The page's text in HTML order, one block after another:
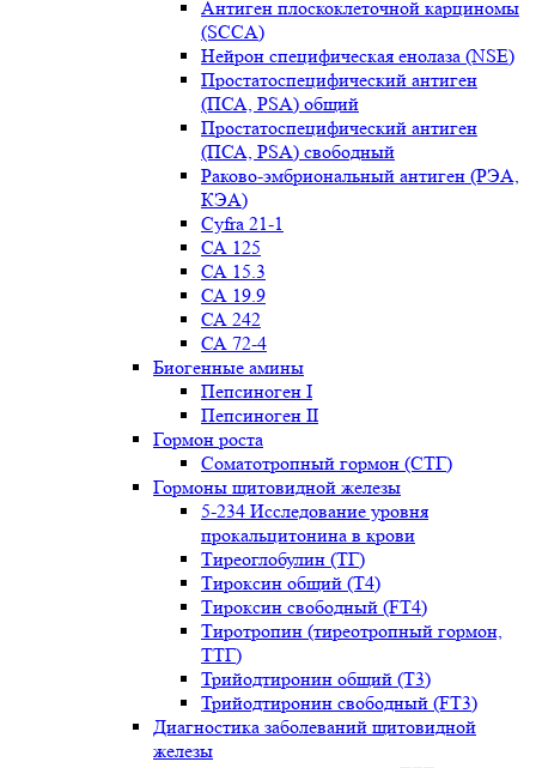
Антиген плоскоклеточной карциномы
(SCCA)
Нейрон специфическая енолаза (NSE)
Простатоспецифический антиген
(ПСА, PSA) общий
Простатоспецифический антиген
(ПСА, PSA) свободный
Раково-эмбриональный антиген (РЭА,
КЭА)
Сyfra 21-1
СА 125
СА 15.3
СА 19.9
СА 242
СА 72-4
Биогенные амины
Пепсиноген I
Пепсиноген II
Гормон роста
Соматотропный гормон (СТГ)
Гормоны щитовидной железы
5-234 Исследование уровня
прокальцитонина в крови
Тиреоглобулин (ТГ)
Тироксин общий (Т4)
Тироксин свободный (FT4)
Тиротропин (тиреотропный гормон,
ТТГ)
Трийодтиронин общий (Т3)
Трийодтиронин свободный (FT3)
Диагностика заболеваний щитовидной
железы